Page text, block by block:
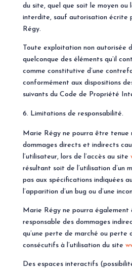
du site, quel que soit le moyen ou
interdite, sauf autorisation écrite
Régy.
Toute exploitation non autorisée
quelconque des éléments qu’il
comme constitutive d’une
conformément aux dispositions
suivants du Code de Propriété
Limitations de responsabilité.
Marie Régy ne pourra être tenue
dommages directs et indirects
l’utilisateur, lors de l’accès au site
résultant soit de l’utilisation d’un
pas aux spécifications indiquées
l’apparition d’un bug ou d’une
Marie Régy ne pourra également
responsable des dommages
qu’une perte de marché ou perte
consécutifs à l’utilisation du site
Des espaces interactifs